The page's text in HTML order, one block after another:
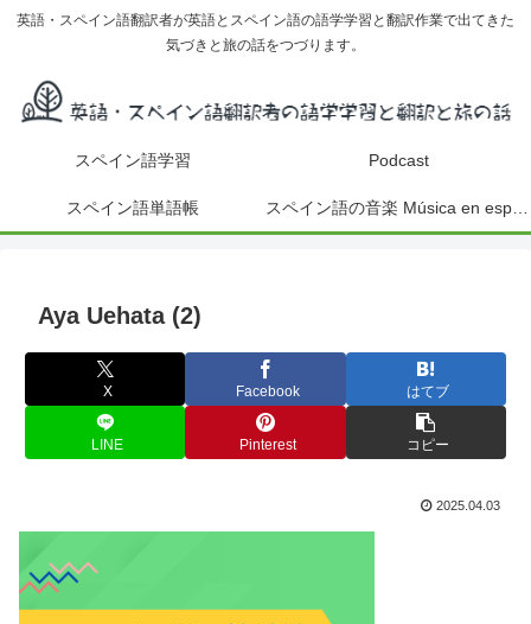
英語・スペイン語翻訳者が英語とスペイン語の語学学習と翻訳作業で出てきた
気づきと旅の話をつづります。
スペイン語学習 Podcast
スペイン語単語帳
Aya Uehata (2)
X Facebook はてブ
LINE Pinterest コピー
2025.04.03